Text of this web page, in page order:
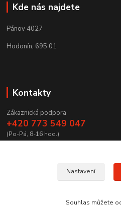
Kde nás najdete
Pánov 4027
Hodonín, 695 01
Kontakty
Zákaznická podpora
+420 773 549 047
(Po-Pá, 8-16 hod.)
Nastavení
Souhlas můžete